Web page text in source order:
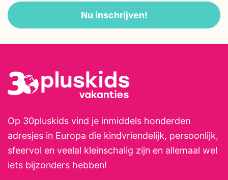
Nu inschrijven!
Op 30pluskids vind je inmiddels honderden
adresjes in Europa die kindvriendelijk, persoonlijk,
sfeervol en veelal kleinschalig zijn en allemaal wel
iets bijzonders hebben!